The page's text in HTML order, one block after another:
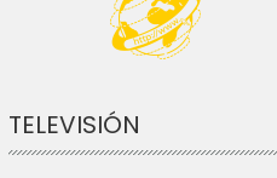
TELEVISIÓN